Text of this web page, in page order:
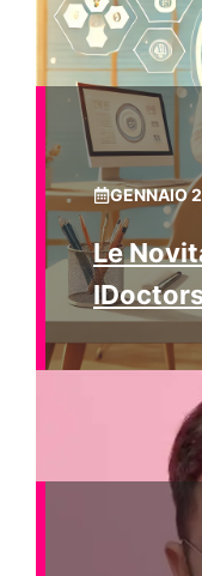
GENNAIO
Le